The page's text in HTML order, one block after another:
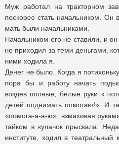
Муж работал на тракторном
поскорее стать начальником. Он
мать были начальниками.
Начальником его не ставили, и
не приходил за теми деньгами,
ними ходила я.
Денег не было. Когда я
пора бы и работу начать
воздев полные, белые руки к
детей поднимать помогаю!». И
«помога-а-а-ю», взмахивая
тайком в кулачок прыскала.
институте, ходил в